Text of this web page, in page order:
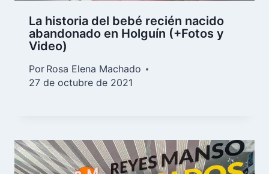
La historia del bebé recién nacido
abandonado en Holguín (+Fotos y
Video)
Por Rosa Elena Machado
27 de octubre de 2021